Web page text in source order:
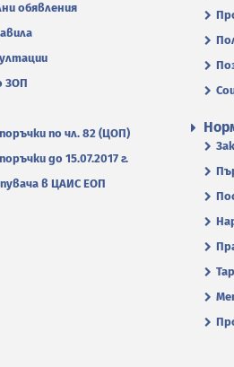
обявления
ЗОП
по чл. 82 (ЦОП)
до 15.07.2017 г.
в ЦАИС ЕОП